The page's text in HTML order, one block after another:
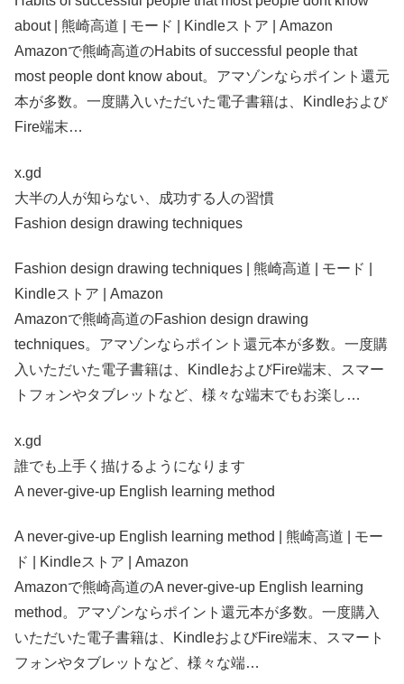
about | 熊崎高道 | モード | Kindleストア | Amazon
Amazonで熊崎高道のHabits of successful people that
most people dont know about。アマゾンならポイント還元
本が多数。一度購入いただいた電子書籍は、Kindleおよび
Fire端末…
x.gd
大半の人が知らない、成功する人の習慣
Fashion design drawing techniques
Fashion design drawing techniques | 熊崎高道 | モード |
Kindleストア | Amazon
Amazonで熊崎高道のFashion design drawing
techniques。アマゾンならポイント還元本が多数。一度購
入いただいた電子書籍は、KindleおよびFire端末、スマー
トフォンやタブレットなど、様々な端末でもお楽し…
x.gd
誰でも上手く描けるようになります
A never-give-up English learning method
A never-give-up English learning method | 熊崎高道 | モー
ド | Kindleストア | Amazon
Amazonで熊崎高道のA never-give-up English learning
method。アマゾンならポイント還元本が多数。一度購入
いただいた電子書籍は、KindleおよびFire端末、スマート
フォンやタブレットなど、様々な端…